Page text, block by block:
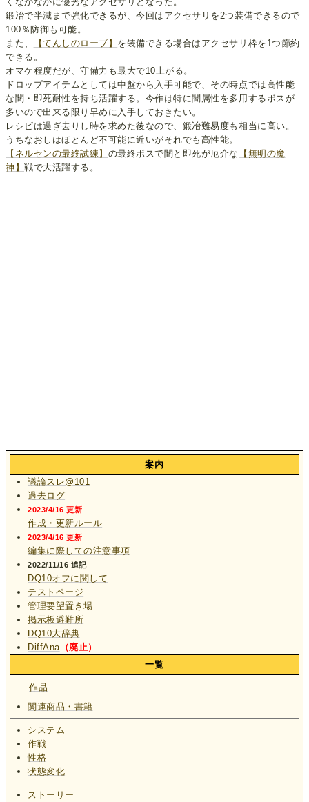
鍛冶で半減まで強化できるが、今回はアクセサリを2つ装備できるので
100％防御も可能。
また、
【てんしのローブ】 を装備できる場合はアクセサリ枠を1つ節約
できる。
オマケ程度だが、守備力も最大で10上がる。
ドロップアイテムとしては中盤から入手可能で、その時点では高性能
な闇・即死耐性を持ち活躍する。今作は特に闇属性を多用するボスが
多いので出来る限り早めに入手しておきたい。
レシピは過ぎ去りし時を求めた後なので、鍛冶難易度も相当に高い。
うちなおしはほとんど不可能に近いがそれでも高性能。
【ネルセンの最終試練】 の最終ボスで闇と即死が厄介な
【無明の魔
神】戦で大活躍する。
案内
議論スレ@101
過去ログ
2023/4/16 更新
作成・更新ルール
2023/4/16 更新
編集に際しての注意事項
2022/11/16 追記
DQ10オフに関して
テストページ
管理要望置き場
掲示板避難所
DQ10大辞典
DiffAna（廃止）
一覧
作品
関連商品・書籍
システム
作戦
性格
状態変化
ストーリー